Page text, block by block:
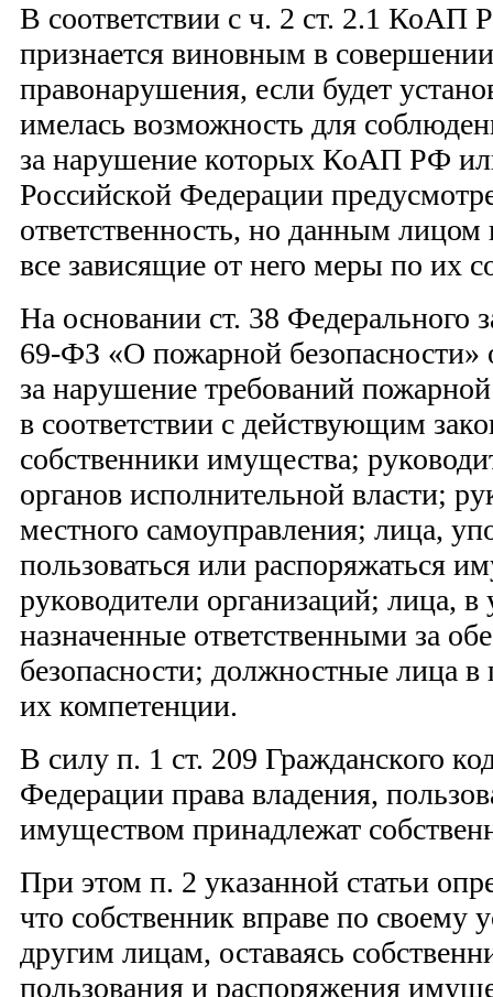
В соответствии с ч. 2 ст. 2.1 КоАП
признается виновным в
правонарушения, если будет
имелась возможность для
за нарушение которых КоАП РФ
Российской Федерации
ответственность, но данным
все зависящие от него меры по их
На основании ст. 38 Федерального
69-ФЗ «О пожарной безопасности»
за нарушение требований
в соответствии с действующим
собственники имущества;
органов исполнительной власти;
местного самоуправления; лица,
пользоваться или распоряжаться
руководители организаций; лица, в
назначенные ответственными за
безопасности; должностные лица в
их компетенции.
В силу п. 1 ст. 209 Гражданского
Федерации права владения,
имуществом принадлежат
При этом п. 2 указанной статьи
что собственник вправе по своему
другим лицам, оставаясь
пользования и распоряжения